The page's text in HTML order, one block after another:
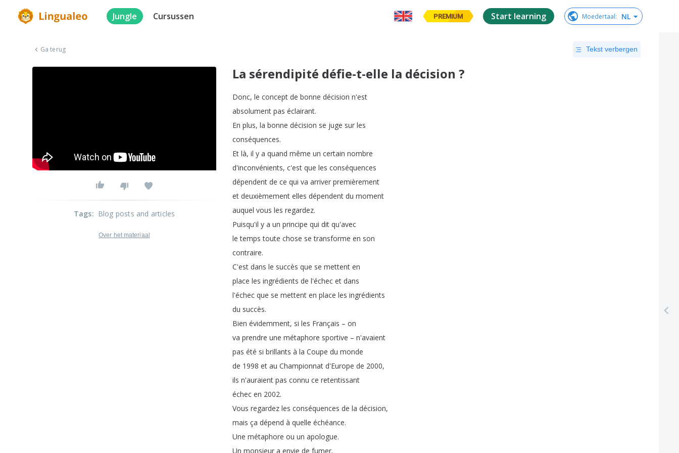
Jungle Cursussen PREMIUM Start learning Moedertaal: NL
Ga terug Tekst verbergen
La sérendipité défie-t-elle la décision ?
Donc, le concept de bonne décision n'est
absolument pas éclairant.
En plus, la bonne décision se juge sur les
conséquences.
Et là, il y a quand même un certain nombre
d'inconvénients, c'est que les conséquences
dépendent de ce qui va arriver premièrement
et deuxièmement elles dépendent du moment
auquel vous les regardez.
Puisqu'il y a un principe qui dit qu'avec
le temps toute chose se transforme en son
contraire.
C'est dans le succès que se mettent en
place les ingrédients de l'échec et dans
l'échec que se mettent en place les ingrédients
du succès.
Bien évidemment, si les Français – on
va prendre une métaphore sportive – n'avaient
pas été si brillants à la Coupe du monde
de 1998 et au Championnat d'Europe de 2000,
ils n'auraient pas connu ce retentissant
échec en 2002.
Vous regardez les conséquences de la décision,
mais ça dépend à quelle échéance.
Une métaphore ou un apologue.
Un monsieur a envie de fumer.
Tags: Blog posts and articles
Over het materiaal